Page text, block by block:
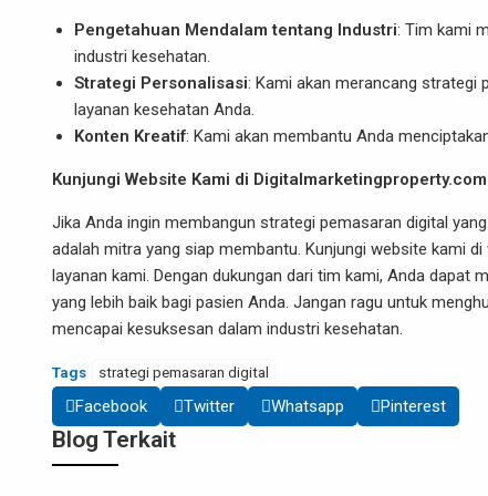
Pengetahuan Mendalam tentang Industri: Tim kami
industri kesehatan.
Strategi Personalisasi: Kami akan merancang strategi
layanan kesehatan Anda.
Konten Kreatif: Kami akan membantu Anda
Kunjungi Website Kami di Digitalmarketingproperty.com
Jika Anda ingin membangun strategi pemasaran digital
adalah mitra yang siap membantu. Kunjungi website kami di
layanan kami. Dengan dukungan dari tim kami, Anda dapat
yang lebih baik bagi pasien Anda. Jangan ragu untuk
mencapai kesuksesan dalam industri kesehatan.
Tags strategi pemasaran digital
Facebook Twitter Whatsapp Pinterest
Blog Terkait